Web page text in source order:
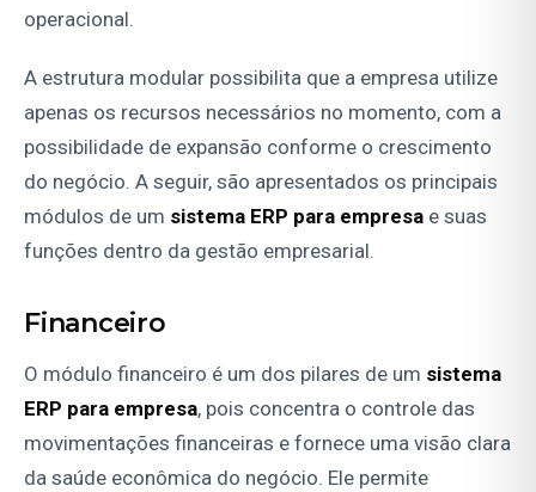
operacional.
A estrutura modular possibilita que a empresa utilize
apenas os recursos necessários no momento, com a
possibilidade de expansão conforme o crescimento
do negócio. A seguir, são apresentados os principais
módulos de um sistema ERP para empresa e suas
funções dentro da gestão empresarial.
Financeiro
O módulo financeiro é um dos pilares de um sistema
ERP para empresa, pois concentra o controle das
movimentações financeiras e fornece uma visão clara
da saúde econômica do negócio. Ele permite